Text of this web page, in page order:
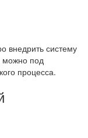
внедрить систему
можно под
процесса.